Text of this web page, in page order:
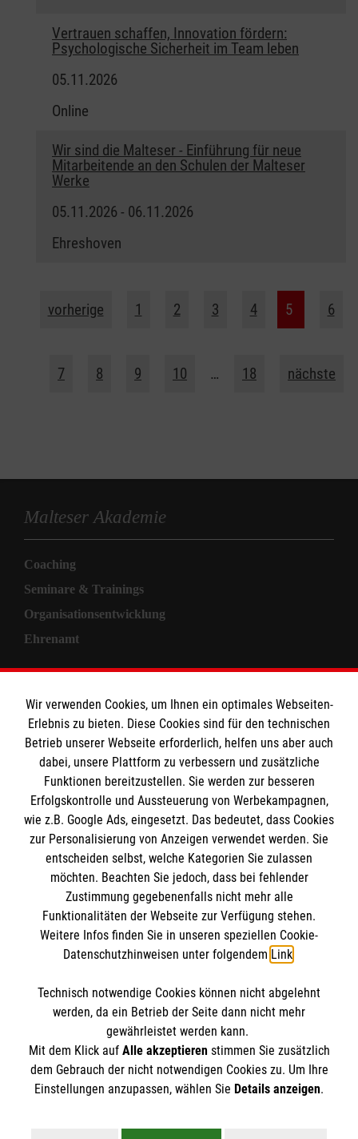
Vertrauen schaffen, Innovation fördern:
Psychologische Sicherheit im Team leben
05.11.2026
Online
Wir sind die Malteser - Einführung für neue
Mitarbeitende an den Schulen der Malteser
Werke
05.11.2026 - 06.11.2026
Ehreshoven
vorherige 1 2 3 4 5 6
7 8 9 10 … 18 nächste
Malteser Akademie
Coaching
Seminare & Trainings
Organisationsentwicklung
Ehrenamt
Allgemeine Geschäftsbedingungen
Impressum
Datenschutz
Malteser online
Malteser Campus
Malteser E-Werk
Geistliches Zentrum
Spendenkonto
Empfänger: Malteser Hilfsdienst e.V.
IBAN: DE103 7060 120 120 120 001 2
Wir verwenden Cookies, um Ihnen ein optimales Webseiten-
Erlebnis zu bieten. Diese Cookies sind für den technischen
Betrieb unserer Webseite erforderlich, helfen uns aber auch
dabei, unsere Plattform zu verbessern und zusätzliche
Funktionen bereitzustellen. Sie werden zur besseren
Erfolgskontrolle und Aussteuerung von Werbekampagnen,
wie z.B. Google Ads, eingesetzt. Das bedeutet, dass Cookies
zur Personalisierung von Anzeigen verwendet werden. Sie
entscheiden selbst, welche Kategorien Sie zulassen
möchten. Beachten Sie jedoch, dass bei fehlender
Zustimmung gegebenenfalls nicht mehr alle
Funktionalitäten der Webseite zur Verfügung stehen.
Weitere Infos finden Sie in unseren speziellen Cookie-
Datenschutzhinweisen unter folgendem Link.
Technisch notwendige Cookies können nicht abgelehnt
werden, da ein Betrieb der Seite dann nicht mehr
gewährleistet werden kann.
Mit dem Klick auf Alle akzeptierenstimmen Sie zusätzlich
dem Gebrauch der nicht notwendigen Cookies zu. Um Ihre
Einstellungen anzupassen, wählen Sie Details anzeigen.